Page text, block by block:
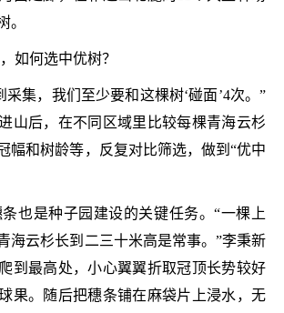
。
如何选中优树？
采集，我们至少要和这棵树‘碰面’4次。”
山后，在不同区域里比较每棵青海云杉
幅和树龄等，反复对比筛选，做到“优中
也是种子园建设的关键任务。“一棵上
海云杉长到二三十米高是常事。”李秉新
到最高处，小心翼翼折取冠顶长势较好
果。随后把穗条铺在麻袋片上浸水，无